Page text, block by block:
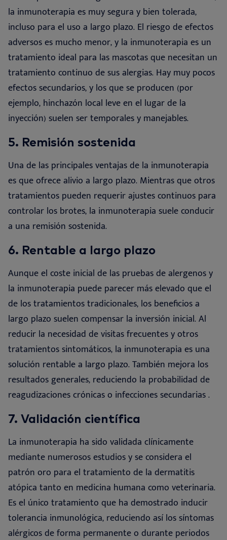
la inmunoterapia es muy segura y bien tolerada,
incluso para el uso a largo plazo. El riesgo de efectos
adversos es mucho menor, y la inmunoterapia es un
tratamiento ideal para las mascotas que necesitan un
tratamiento continuo de sus alergias. Hay muy pocos
efectos secundarios, y los que se producen (por
ejemplo, hinchazón local leve en el lugar de la
inyección) suelen ser temporales y manejables.
5. Remisión sostenida
Una de las principales ventajas de la inmunoterapia
es que ofrece alivio a largo plazo. Mientras que otros
tratamientos pueden requerir ajustes continuos para
controlar los brotes, la inmunoterapia suele conducir
a una remisión sostenida.
6. Rentable a largo plazo
Aunque el coste inicial de las pruebas de alergenos y
la inmunoterapia puede parecer más elevado que el
de los tratamientos tradicionales, los beneficios a
largo plazo suelen compensar la inversión inicial. Al
reducir la necesidad de visitas frecuentes y otros
tratamientos sintomáticos, la inmunoterapia es una
solución rentable a largo plazo. También mejora los
resultados generales, reduciendo la probabilidad de
reagudizaciones crónicas o infecciones secundarias.
7. Validación científica
La inmunoterapia ha sido validada clínicamente
mediante numerosos estudios y se considera el
patrón oro para el tratamiento de la dermatitis
atópica tanto en medicina humana como veterinaria.
Es el único tratamiento que ha demostrado inducir
tolerancia inmunológica, reduciendo así los síntomas
alérgicos de forma permanente o durante periodos